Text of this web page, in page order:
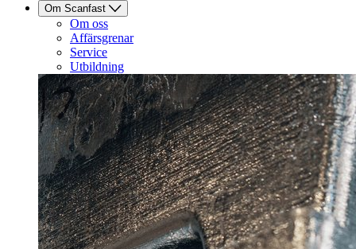
Om Scanfast
Om oss
Affärsgrenar
Service
Utbildning